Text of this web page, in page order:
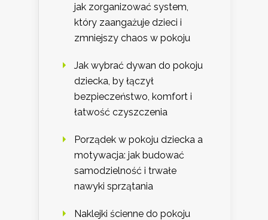
jak zorganizować system,
który zaangażuje dzieci i
zmniejszy chaos w pokoju
Jak wybrać dywan do pokoju
dziecka, by łączył
bezpieczeństwo, komfort i
łatwość czyszczenia
Porządek w pokoju dziecka a
motywacja: jak budować
samodzielność i trwałe
nawyki sprzątania
Naklejki ścienne do pokoju